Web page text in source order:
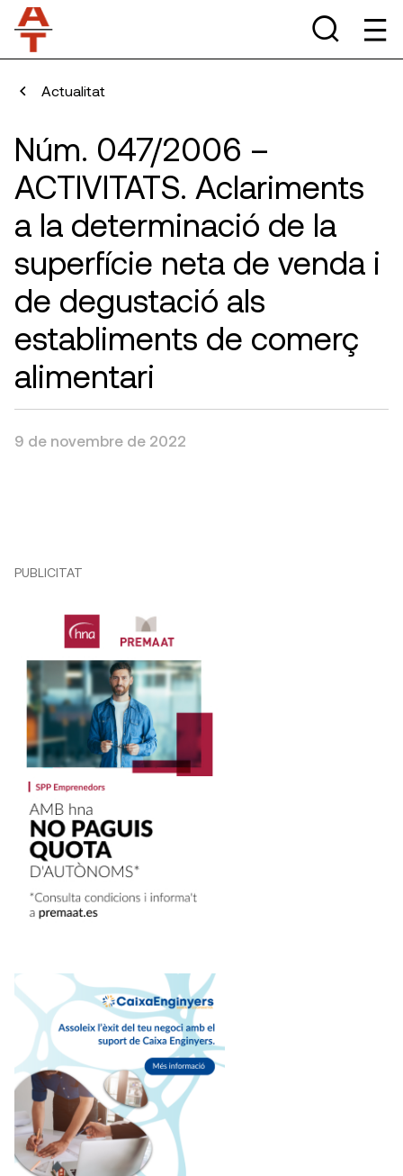
Actualitat
Núm. 047/2006 –
ACTIVITATS. Aclariments
a la determinació de la
superfície neta de venda i
de degustació als
establiments de comerç
alimentari
9 de novembre de 2022
PUBLICITAT